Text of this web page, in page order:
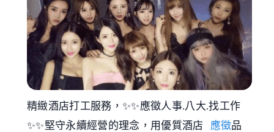
精緻酒店打工服務，✨✨應徵人事.八大.找工作
✨✨堅守永續經營的理念，用優質酒店
應徵品